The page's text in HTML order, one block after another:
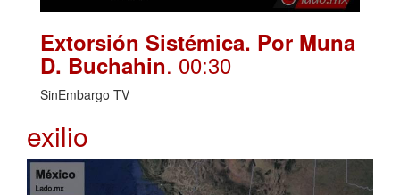
Extorsión Sistémica. Por Muna
D. Buchahin. 00:30
SinEmbargo TV
exilio